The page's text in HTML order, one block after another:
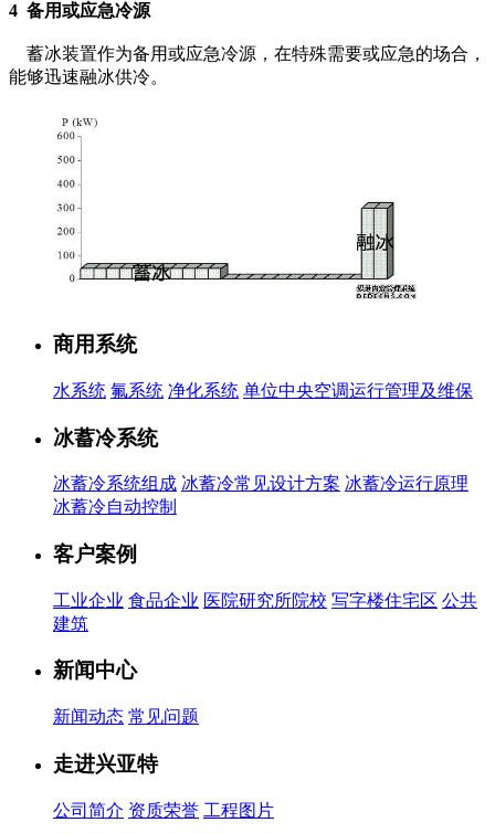
4 备用或应急冷源
蓄冰装置作为备用或应急冷源，在特殊需要或应急的场合，
能够迅速融冰供冷。
商用系统
水系统 氟系统 净化系统 单位中央空调运行管理及维保
冰蓄冷系统
冰蓄冷系统组成 冰蓄冷常见设计方案 冰蓄冷运行原理
冰蓄冷自动控制
客户案例
工业企业 食品企业 医院研究所院校 写字楼住宅区 公共
建筑
新闻中心
新闻动态 常见问题
走进兴亚特
公司简介 资质荣誉 工程图片